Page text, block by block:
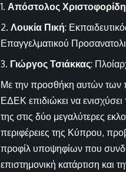
Απόστολος
Λουκία Πική:
Επαγγελματικού
Γιώργος Τσιάκκας:
Με την προσθήκη αυτών
ΕΔΕΚ επιδιώκει να
της στις δύο μεγαλύτερες
περιφέρειες της Κύπρου,
προφίλ υποψηφίων που
επιστημονική κατάρτιση και